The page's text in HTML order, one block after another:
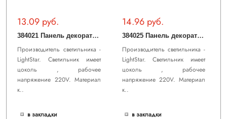
13.09 руб.
3
84021 Панель декоративная IPOGEO QUAD к 384ххх БРОНЗА (в комплекте)
Производитель светильника -
LightStar. Светильник имеет
цоколь , рабочее
напряжение 220V. Материал
к..
в закладки
14.96 руб.
3
84025 Панель декоративная IPOGEO QUAD к 384ххх НИКЕЛЬ (в комплекте)
Производитель светильника -
LightStar. Светильник имеет
цоколь , рабочее
напряжение 220V. Материал
к..
в закладки